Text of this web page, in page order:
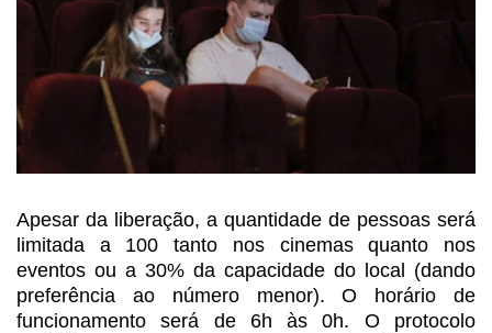
Apesar da liberação, a quantidade de pessoas será
limitada a 100 tanto nos cinemas quanto nos
eventos ou a 30% da capacidade do local (dando
preferência ao número menor). O horário de
funcionamento será de6h às 0h. O protocolo